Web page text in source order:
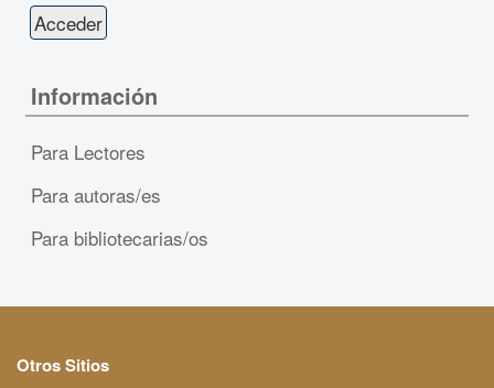
Información
Para Lectores
Para autoras/es
Para bibliotecarias/os
Otros Sitios